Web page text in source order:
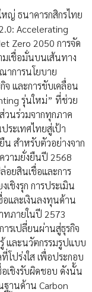
ญ่ ธนาคารกสิกรไทย
Accelerating
Zero 2050 การจัด
มเชื่อมั่นบนเส้นทาง
าการนโยบาย
จ และการขับเคลื่อน
รุ่นใหม่” ที่ช่วย
วนร่วมจากทุกภาค
ระเทศไทยสู่เป้า
สำหรับตัวอย่างจาก
วามยั่งยืนปี 2568
อยสินเชื่อและการ
ชิงรุก การประเมิน
และเงินลงทุนด้าน
ทภายในปี 2573
รเปลี่ยนผ่านสู่ธุรกิจ
และนวัตกรรมรูปแบบ
ปร่งใส เพื่อประกอบ
เชิงรับผิดชอบ ดังนั้น
านด้าน Carbon